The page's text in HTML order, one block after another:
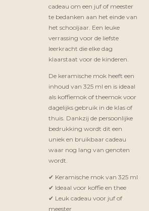
cadeau om een juf of meester
te bedanken aan het einde van
het schooljaar. Een leuke
verrassing voor de liefste
leerkracht die elke dag
klaarstaat voor de kinderen.
De keramische mok heeft een
inhoud van 325 ml en is ideaal
als koffiemok of theemok voor
dagelijks gebruik in de klas of
thuis. Dankzij de persoonlijke
bedrukking wordt dit een
uniek en bruikbaar cadeau
waar nog lang van genoten
wordt.
✔ Keramische mok van 325 ml
✔ Ideaal voor koffie en thee
✔ Leuk cadeau voor juf of
meester